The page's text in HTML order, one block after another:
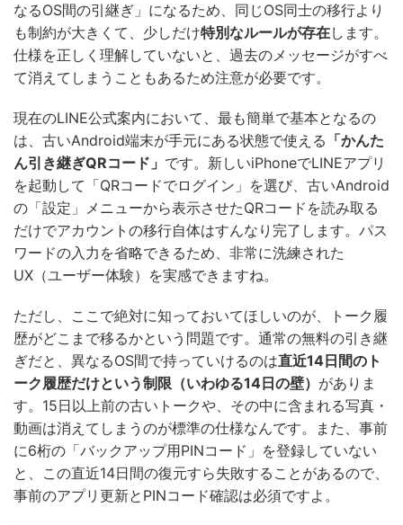
なるOS間の引継ぎ」になるため、同じOS同士の移行より
も制約が大きくて、少しだけ特別なルールが存在します。
仕様を正しく理解していないと、過去のメッセージがすべ
て消えてしまうこともあるため注意が必要です。
現在のLINE公式案内において、最も簡単で基本となるの
は、古いAndroid端末が手元にある状態で使える 「かんた
ん引き継ぎQRコード」 です。新しいiPhoneでLINEアプリ
を起動して「QRコードでログイン」を選び、古いAndroid
の「設定」メニューから表示させたQRコードを読み取る
だけでアカウントの移行自体はすんなり完了します。パス
ワードの入力を省略できるため、非常に洗練された
UX（ユーザー体験）を実感できますね。
ただし、ここで絶対に知っておいてほしいのが、トーク履
歴がどこまで移るかという問題です。通常の無料の引き継
ぎだと、異なるOS間で持っていけるのは直近14日間のト
ーク履歴だけという制限（いわゆる14日の壁） がありま
す。15日以上前の古いトークや、その中に含まれる写真・
動画は消えてしまうのが標準の仕様なんです。また、事前
に6桁の「バックアップ用PINコード」を登録していない
と、この直近14日間の復元すら失敗することがあるので、
事前のアプリ更新とPINコード確認は必須ですよ。